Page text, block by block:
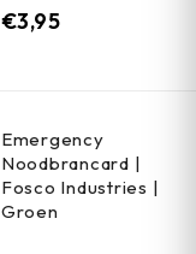
€3,95
Emergency
Noodbrancard |
Fosco Industries |
Groen